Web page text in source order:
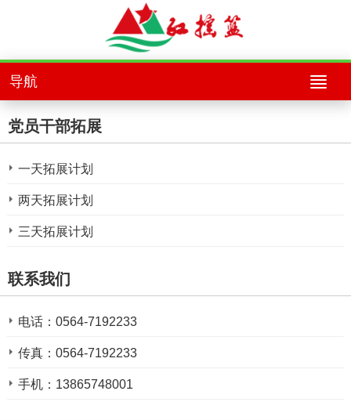
导航
党员干部拓展
一天拓展计划
两天拓展计划
三天拓展计划
联系我们
电话：0564-7192233
传真：0564-7192233
手机：13865748001